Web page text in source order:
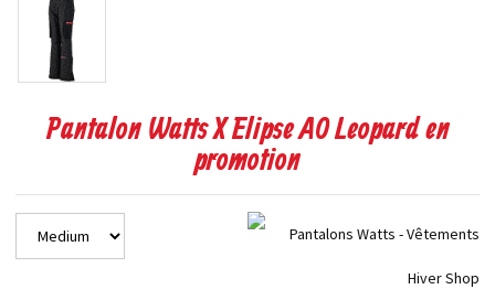
Pantalon Watts X Elipse AO Leopard en
promotion